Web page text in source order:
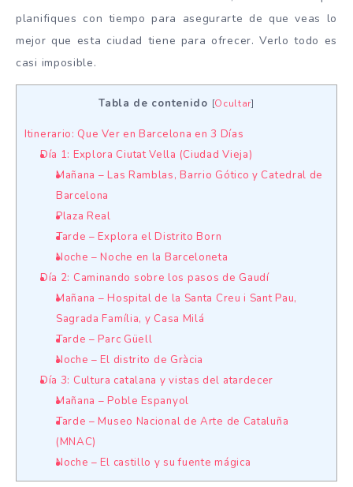
planifiques con tiempo para asegurarte de que veas lo
mejor que esta ciudad tiene para ofrecer. Verlo todo es
casi imposible.
Tabla de contenido [Ocultar]
Itinerario: Que Ver en Barcelona en 3 Días
Día 1: Explora Ciutat Vella (Ciudad Vieja)
Mañana – Las Ramblas, Barrio Gótico y Catedral de
Barcelona
Plaza Real
Tarde – Explora el Distrito Born
Noche – Noche en la Barceloneta
Día 2: Caminando sobre los pasos de Gaudí
Mañana – Hospital de la Santa Creu i Sant Pau,
Sagrada Família, y Casa Milá
Tarde – Parc Güell
Noche – El distrito de Gràcia
Día 3: Cultura catalana y vistas del atardecer
Mañana – Poble Espanyol
Tarde – Museo Nacional de Arte de Cataluña
(MNAC)
Noche – El castillo y su fuente mágica